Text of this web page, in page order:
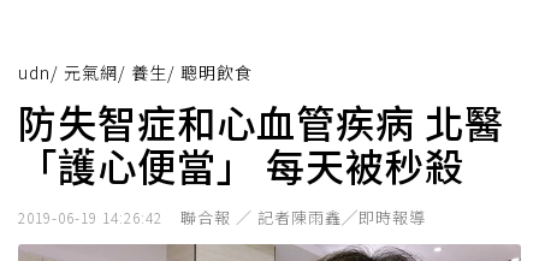
udn/ 元氣網/ 養生/ 聰明飲食
防失智症和心血管疾病 北醫
「護心便當」 每天被秒殺
2019-06-19 14:26:42 聯合報 ／ 記者陳雨鑫╱即時報導